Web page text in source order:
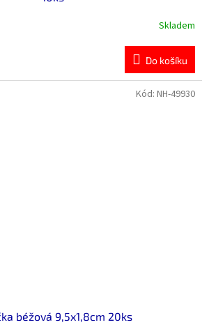
Skladem
Do košíku
béžová 9,5x1,8cm 20ks
Kód: NH-49930